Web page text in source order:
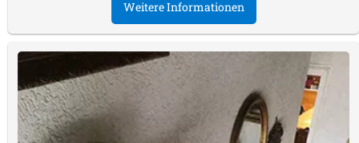
Weitere Informationen